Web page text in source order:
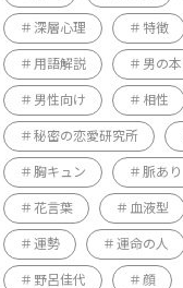
深層心理 特徴
用語解説 男の
男性向け 相性
秘密の恋愛研究所
胸キュン 脈あり
花言葉 血液型
運勢 運命の人
野呂佳代 顔